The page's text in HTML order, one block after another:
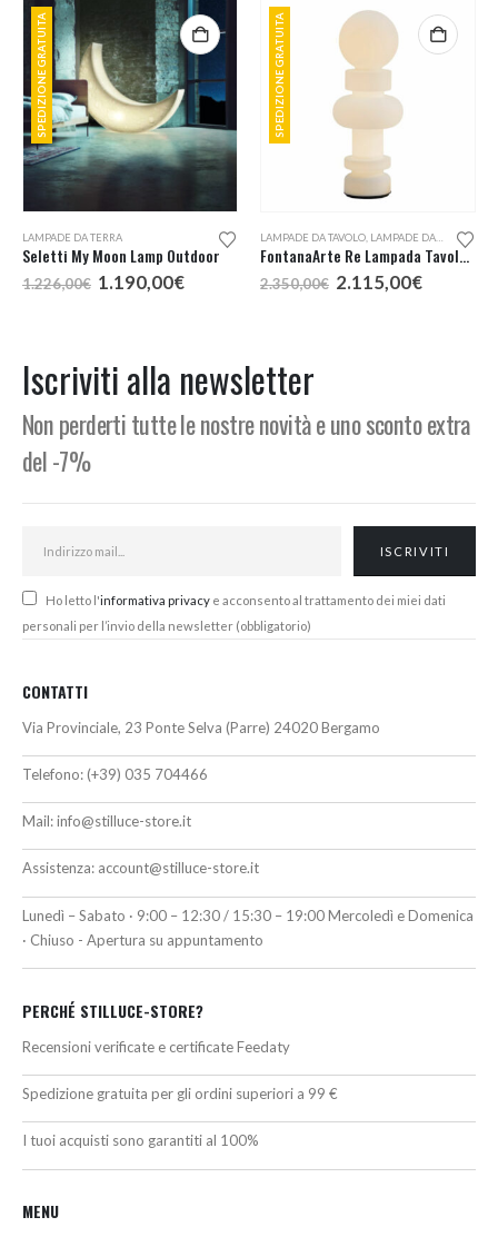
SPEDIZIONE GRATUITA
LAMPADE DA TERRA
Seletti My Moon Lamp Outdoor
1.226,00€ Il
prezzo
1.190,00€Il
SPEDIZIONE GRATUITA
LAMPADE DA TAVOLO LAMPADE DA TERRA
FontanaArte Re Lampada Tavolo o Terra
2.350,00€ Il
prezzo
2.115,00€Il
Iscriviti alla newsletter
Non perderti tutte le nostre novità e uno sconto extra
del -7%
Ho letto l'informativa privacy e acconsento al trattamento dei miei dati
personali per l’invio della newsletter (obbligatorio)
CONTATTI
Via Provinciale, 23 Ponte Selva (Parre) 24020 Bergamo
Telefono: (+39) 035 704466
Mail:info@stilluce-store.it
Assistenza: account@stilluce-store.it
Lunedì – Sabato · 9:00 – 12:30 / 15:30 – 19:00 Mercoledì e Domenica
· Chiuso - Apertura su appuntamento
PERCHÉ STILLUCE-STORE?
Recensioni verificate e certificate Feedaty
Spedizione gratuita per gli ordini superiori a 99 €
I tuoi acquisti sono garantiti al 100%
MENU